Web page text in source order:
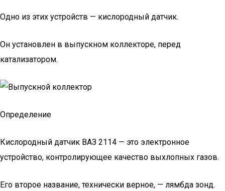
Одно из этих устройств — кислородный датчик.
Он установлен в выпускном коллекторе, перед
катализатором.
Определение
Кислородный датчик ВАЗ 2114 — это электронное
устройство, контролирующее качество выхлопных газов.
Его второе название, технически верное, — лямбда зонд.